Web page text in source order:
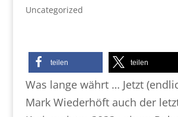
Uncategorized
teilen teilen
Was lange währt … Jetzt
Mark Wiederhöft auch der